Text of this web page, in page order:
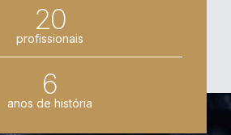
20
profissionais
6
anos de história